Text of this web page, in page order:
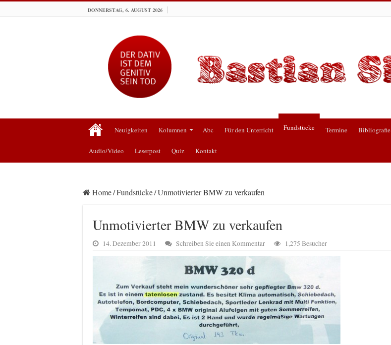
DONNERSTAG, 6. AUGUST 2026
Neuigkeiten Kolumnen Abc Für den Unterricht Fundstücke Termine Bibliografie
Audio/Video Leserpost Quiz Kontakt
Home/Fundstücke/Unmotivierter BMW zu verkaufen
Unmotivierter BMW zu verkaufen
14. Dezember 2011 Schreiben Sie einen Kommentar 1,275 Besucher